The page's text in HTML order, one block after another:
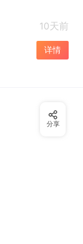
10天前
详情
分享